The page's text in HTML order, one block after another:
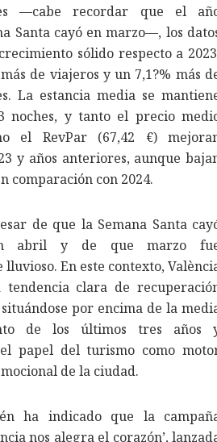
—cabe recordar que el
Santa cayó en marzo—, los
sólido respecto a
de viajeros y un 7,1?% más
La estancia media se
noches, y tanto el precio
el RevPar (67,42 €)
y años anteriores, aunque
comparación con 2024.
de que la Semana Santa
abril y de que marzo
lluvioso. En este contexto,
tendencia clara de
por encima de la
de los últimos tres años
papel del turismo como
de la ciudad.
ha indicado que la
nos alegra el corazón’,